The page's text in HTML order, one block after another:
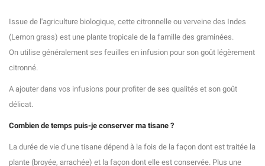
Issue de l'agriculture biologique, cette citronnelle ou verveine des Indes
(Lemon grass) est une plante tropicale de la famille des graminées.
On utilise généralement ses feuilles en infusion pour son goût légèrement
citronné.
A ajouter dans vos infusions pour profiter de ses qualités et son goût
délicat.
Combien de temps puis-je conserver ma tisane ?
La durée de vie d’une tisane dépend à la fois de la façon dont est traitée la
plante (broyée, arrachée) et la façon dont elle est conservée. Plus une